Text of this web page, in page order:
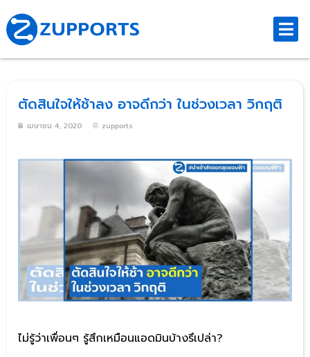
ตัดสินใจให้ช้าลง อาจดีกว่า ในช่วงเวลา วิกฤติ
เมษายน 4, 2020 zupports
ไม่รู้ว่าเพื่อนๆ รู้สึกเหมือนแอดมินบ้างรึเปล่า?